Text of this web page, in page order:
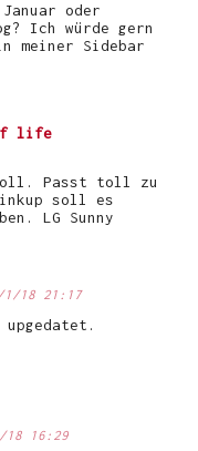
oder
Ich würde gern
meiner Sidebar
life
Passt toll zu
soll es
LG Sunny
1/18 21:17
upgedatet.
18 16:29